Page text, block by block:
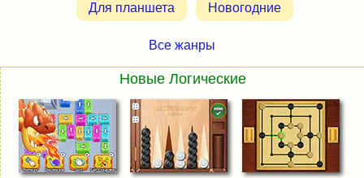
Для планшета Новогодние
Все жанры
Новые Логические